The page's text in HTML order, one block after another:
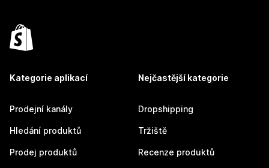
Kategorie aplikací
Prodejní kanály
Hledání produktů
Prodej produktů
Nejčastější kategorie
Dropshipping
Tržiště
Recenze produktů